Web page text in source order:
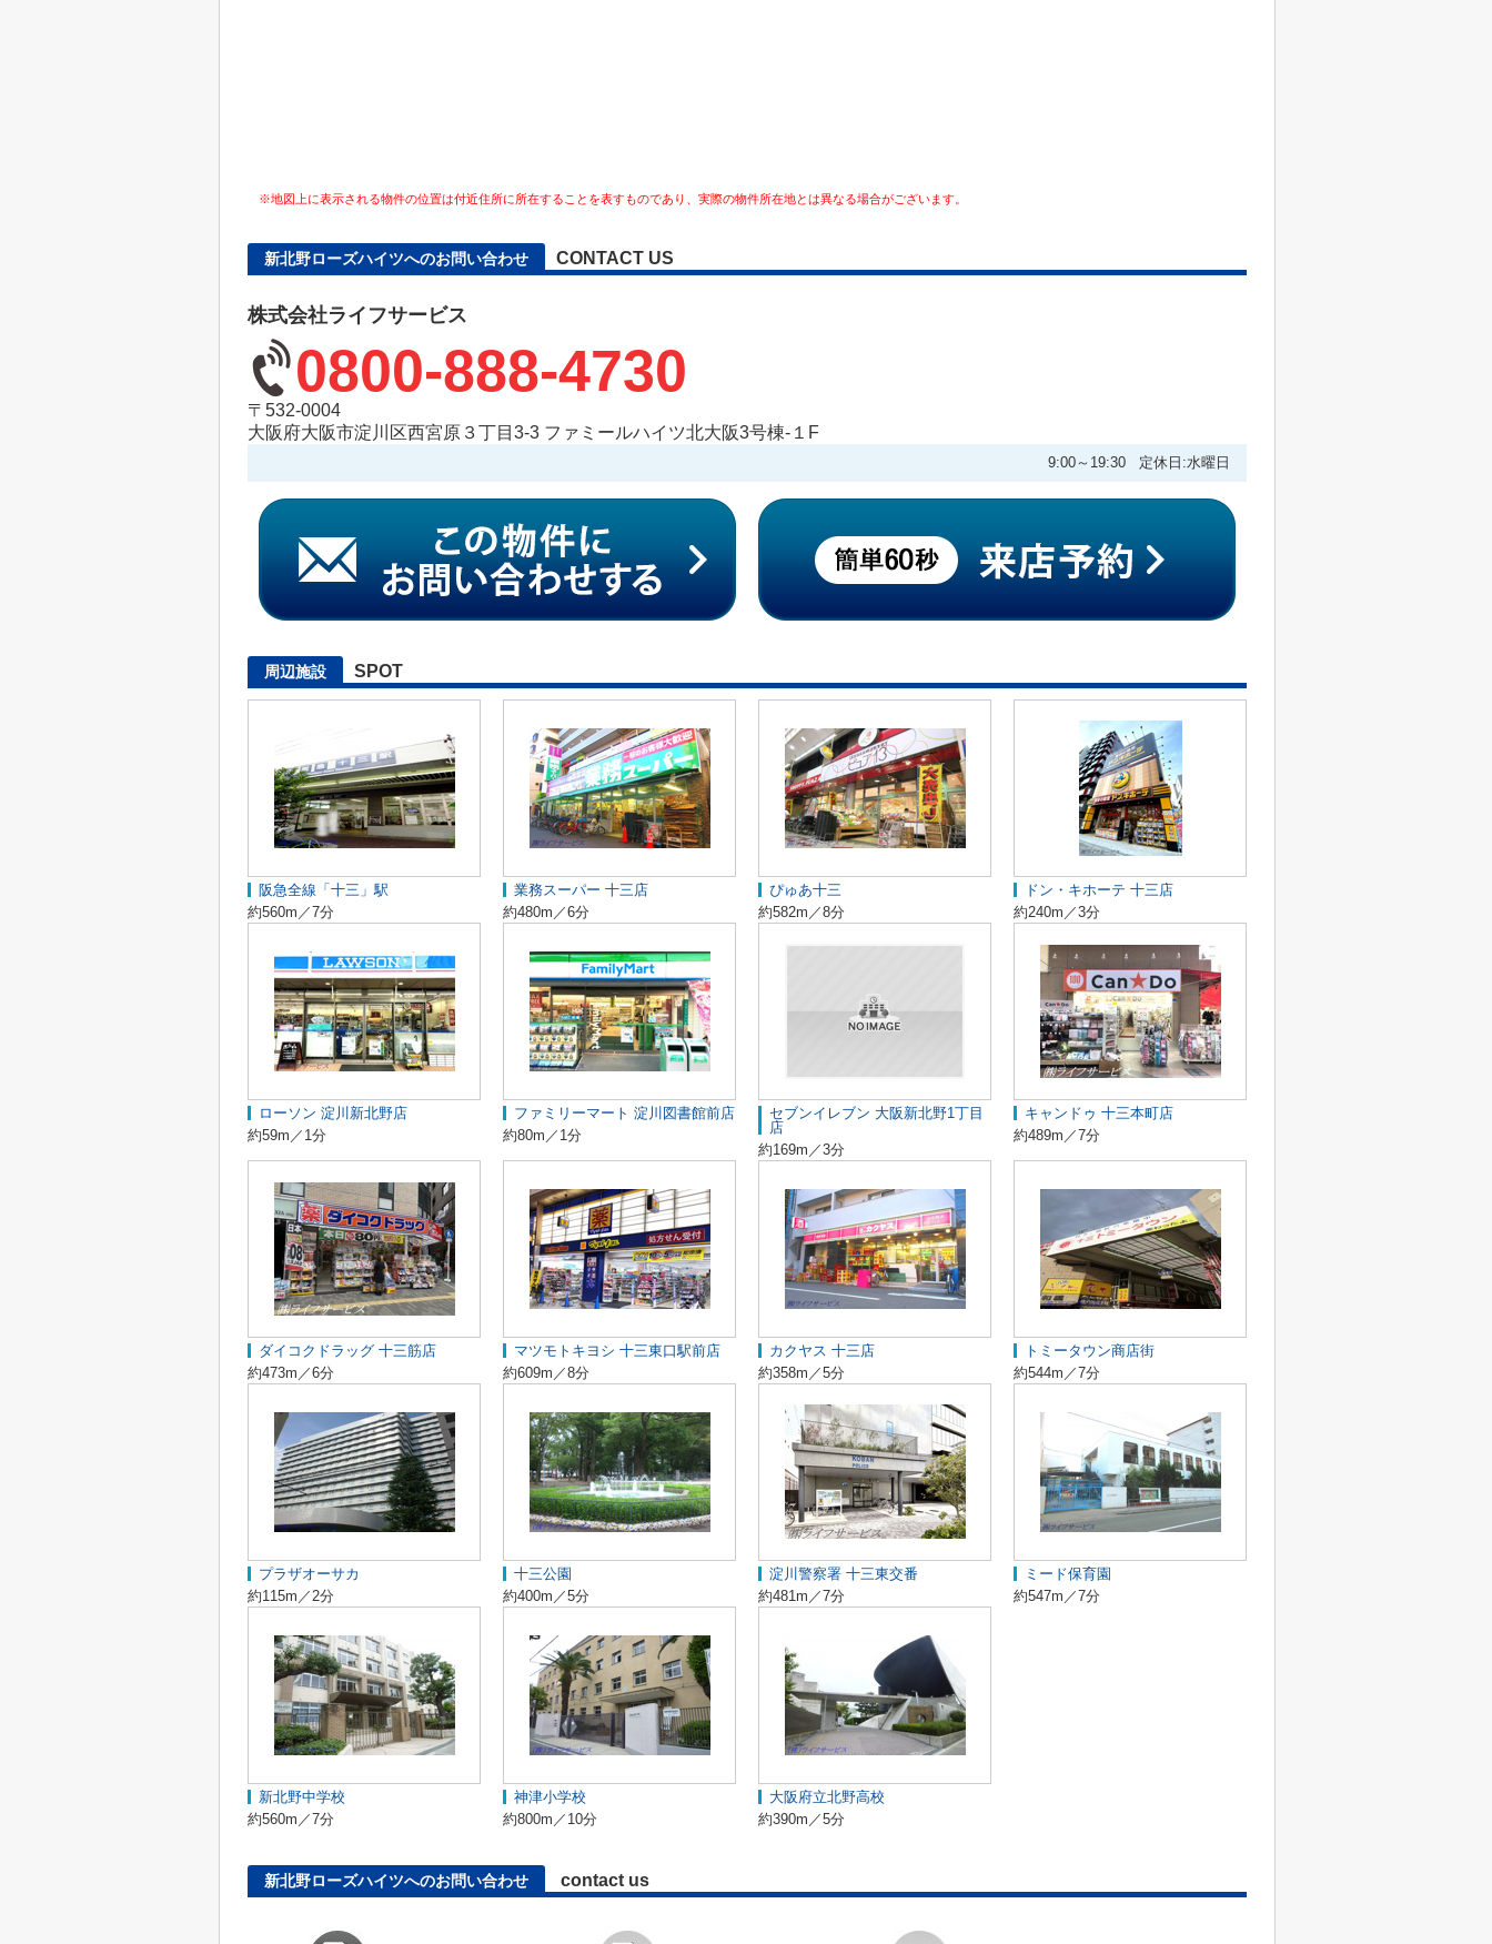
※地図上に表示される物件の位置は付近住所に所在することを表すものであり、実際の物件所在地とは異なる場合がございます。
新北野ローズハイツへのお問い合わせ CONTACT US
株式会社ライフサービス
0800-888-4730
〒532-0004
大阪府大阪市淀川区西宮原３丁目3-3 ファミールハイツ北大阪3号棟-１F
9:00～19:30 定休日:水曜日
周辺施設 SPOT
阪急全線「十三」駅
約560m／7分
業務スーパー 十三店
約480m／6分
ぴゅあ十三
約582m／8分
ドン・キホーテ 十三店
約240m／3分
ローソン 淀川新北野店
約59m／1分
ファミリーマート 淀川図書館前店
約80m／1分
セブンイレブン 大阪新北野1丁目
店
約169m／3分
キャンドゥ 十三本町店
約489m／7分
ダイコクドラッグ 十三筋店
約473m／6分
マツモトキヨシ 十三東口駅前店
約609m／8分
カクヤス 十三店
約358m／5分
トミータウン商店街
約544m／7分
プラザオーサカ
約115m／2分
十三公園
約400m／5分
淀川警察署 十三東交番
約481m／7分
ミード保育園
約547m／7分
新北野中学校
約560m／7分
神津小学校
約800m／10分
大阪府立北野高校
約390m／5分
新北野ローズハイツへのお問い合わせ contact us